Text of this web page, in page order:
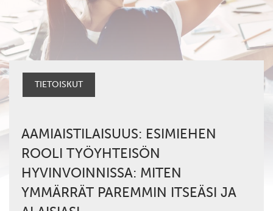
TIETOISKUT
AAMIAISTILAISUUS: ESIMIEHEN
ROOLI TYÖYHTEISÖN
HYVINVOINNISSA: MITEN
YMMÄRRÄT PAREMMIN ITSEÄSI JA